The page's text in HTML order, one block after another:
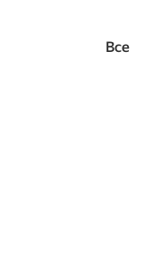
Все